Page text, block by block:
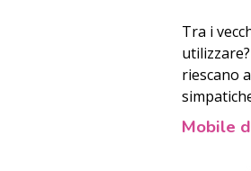
Tra i
utilizzare?
riescano
Mobile